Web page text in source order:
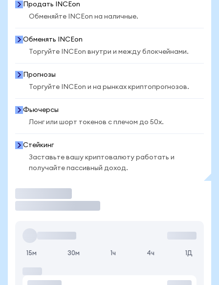
Продать INCEon
Обменяйте INCEon на наличные.
Обменять INCEon
Торгуйте INCEon внутри и между блокчейнами.
Прогнозы
Торгуйте INCEon и на рынках криптопрогнозов.
Фьючерсы
Лонг или шорт токенов с плечом до 50x.
Стейкинг
Заставьте вашу криптовалюту работать и
получайте пассивный доход.
15м 30м 1ч 4ч 1Д